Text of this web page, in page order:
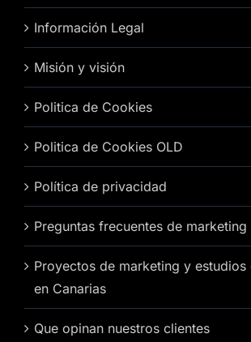
Información Legal
Misión y visión
Politica de Cookies
Politica de Cookies OLD
Política de privacidad
Preguntas frecuentes de marketing
Proyectos de marketing y estudios
en Canarias
Que opinan nuestros clientes